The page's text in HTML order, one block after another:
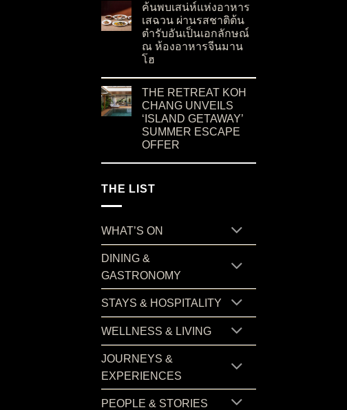
ค้นพบเสน่ห์แห่งอาหาร
เสฉวน ผ่านรสชาติต้น
ตำรับอันเป็นเอกลักษณ์
ณ ห้องอาหารจีนมาน
โฮ
THE RETREAT KOH
CHANG UNVEILS
‘ISLAND GETAWAY’
SUMMER ESCAPE
OFFER
THE LIST
WHAT’S ON
DINING &
GASTRONOMY
STAYS & HOSPITALITY
WELLNESS & LIVING
JOURNEYS &
EXPERIENCES
PEOPLE & STORIES